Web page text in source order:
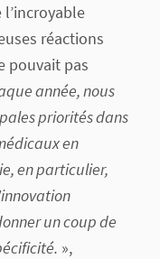
réactions
pouvait pas
année, nous
priorités dans
en
en particulier,
un coup de
»,